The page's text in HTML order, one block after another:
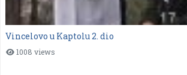
Vincelovo u Kaptolu 2. dio
1008 views